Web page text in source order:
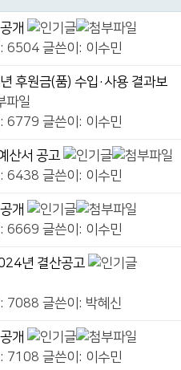
개
6504 글쓴이: 이수민
후원금(품) 수입·사용 결과보
6779 글쓴이: 이수민
산서 공고
6438 글쓴이: 이수민
개
6669 글쓴이: 이수민
년 결산공고
7088 글쓴이: 박혜신
개
7108 글쓴이: 이수민